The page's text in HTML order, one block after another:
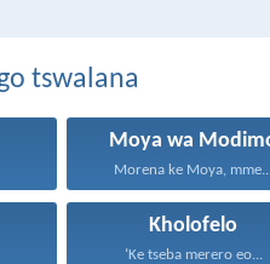
tswalana
Moya wa
Morena ke Moya, mme...
Kholofelo
‘Ke tseba merero eo...